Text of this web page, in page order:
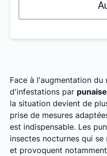
Face à l'augmentation du
d'infestations par
la situation devient de
prise de mesures
est indispensable. Les
insectes nocturnes qui
et provoquent